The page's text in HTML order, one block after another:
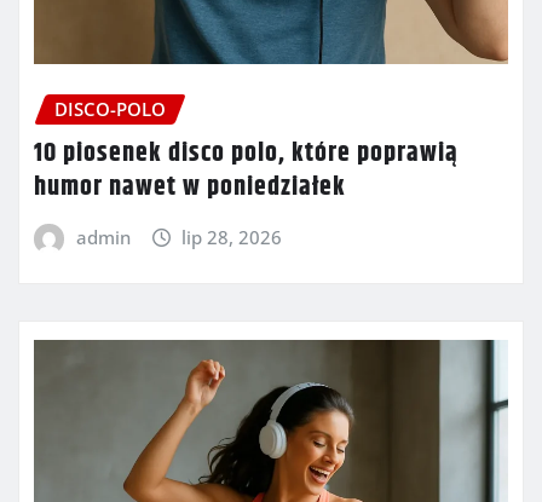
DISCO-POLO
10 piosenek disco polo, które poprawią
humor nawet w poniedziałek
admin lip 28, 2026